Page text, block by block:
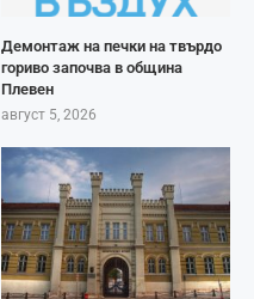
Демонтаж на печки на твърдо
гориво започва в община
Плевен
август 5, 2026